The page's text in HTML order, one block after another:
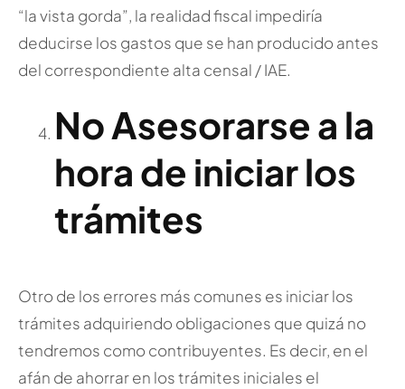
“la vista gorda”, la realidad fiscal impediría
deducirse los gastos que se han producido antes
del correspondiente alta censal / IAE.
No Asesorarse a la
hora de iniciar los
trámites
Otro de los errores más comunes es iniciar los
trámites adquiriendo obligaciones que quizá no
tendremos como contribuyentes. Es decir, en el
afán de ahorrar en los trámites iniciales el